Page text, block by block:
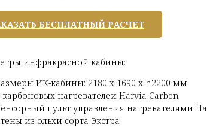
БЕСПЛАТНЫЙ РАСЧЕТ
инфракрасной кабины:
ИК-кабины: 2180 х 1690 х h2200 мм
карбоновых нагревателей Harvia Carbon
пульт управления нагревателями
из ольхи сорта Экстра